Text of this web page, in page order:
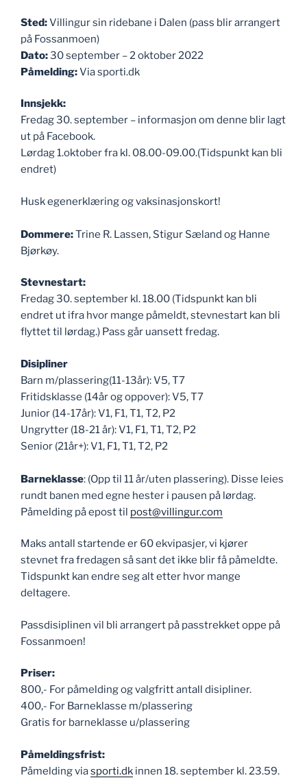
Sted:Villingur sin ridebane i Dalen (pass blir arrangert
på Fossanmoen)
Dato:30 september – 2 oktober 2022
Påmelding:Via sporti.dk
Innsjekk:
Fredag 30. september – informasjon om denne blir lagt
ut på Facebook.
Lørdag 1.oktober fra kl. 08.00-09.00.(Tidspunkt kan bli
endret)
Husk egenerklæring og vaksinasjonskort!
Dommere:Trine R. Lassen, Stigur Sæland og Hanne
Bjørkøy.
Stevnestart:
Fredag 30. september kl. 18.00 (Tidspunkt kan bli
endret ut ifra hvor mange påmeldt, stevnestart kan bli
flyttet til lørdag.) Pass går uansett fredag.
Disipliner
Barn m/plassering(11-13år): V5, T7
Fritidsklasse (14år og oppover): V5, T7
Junior (14-17år): V1, F1, T1, T2, P2
Ungrytter (18-21 år): V1, F1, T1, T2, P2
Senior (21år+): V1, F1, T1, T2, P2
Barneklasse: (Opp til 11 år/uten plassering). Disse leies
rundt banen med egne hester i pausen på lørdag.
Påmelding på epost til post@villingur.com
Maks antall startende er 60 ekvipasjer, vi kjører
stevnet fra fredagen så sant det ikke blir få påmeldte.
Tidspunkt kan endre seg alt etter hvor mange
deltagere.
Passdisiplinen vil bli arrangert på passtrekket oppe på
Fossanmoen!
Priser:
800,- For påmelding og valgfritt antall disipliner.
400,- For Barneklasse m/plassering
Gratis for barneklasse u/plassering
Påmeldingsfrist:
Påmelding viasporti.dk innen 18. september kl. 23.59.